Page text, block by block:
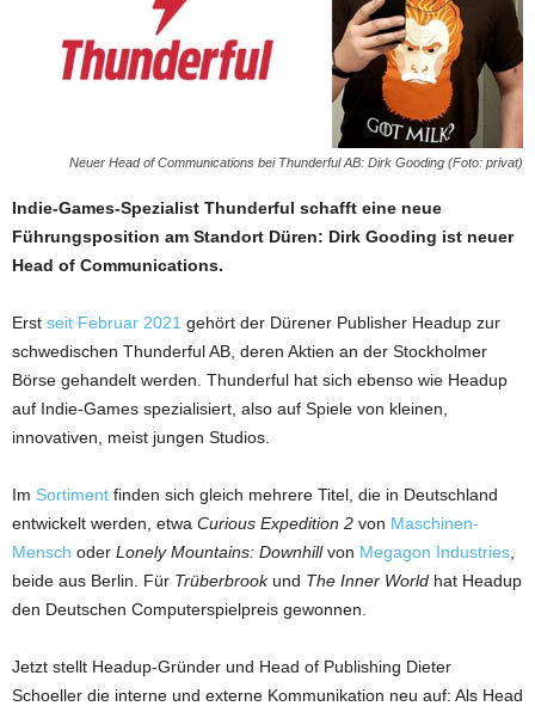
Neuer Head of Communications bei Thunderful AB: Dirk Gooding (Foto: privat)
Indie-Games-Spezialist Thunderful schafft eine neue
Führungsposition am Standort Düren: Dirk Gooding ist neuer
Head of Communications.
Erst seit Februar 2021 gehört der Dürener Publisher Headup zur
schwedischen Thunderful AB, deren Aktien an der Stockholmer
Börse gehandelt werden. Thunderful hat sich ebenso wie Headup
auf Indie-Games spezialisiert, also auf Spiele von kleinen,
innovativen, meist jungen Studios.
Im Sortiment finden sich gleich mehrere Titel, die in Deutschland
entwickelt werden, etwa Curious Expedition 2 von Maschinen-
Mensch oder Lonely Mountains: Downhillvon Megagon Industries
beide aus Berlin. Für Trüberbrookund The Inner World hat Headup
den Deutschen Computerspielpreis gewonnen.
Jetzt stellt Headup-Gründer und Head of Publishing Dieter
Schoeller die interne und externe Kommunikation neu auf: Als Head